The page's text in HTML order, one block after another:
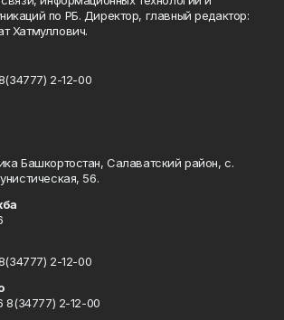
по РБ. Директор, главный редактор:
Хатмуллович.
2-12-00
Башкортостан, Салаватский район, с.
56.
2-12-00
8(34777) 2-12-00